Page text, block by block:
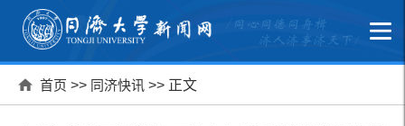
首页 >> 同济快讯 >> 正文